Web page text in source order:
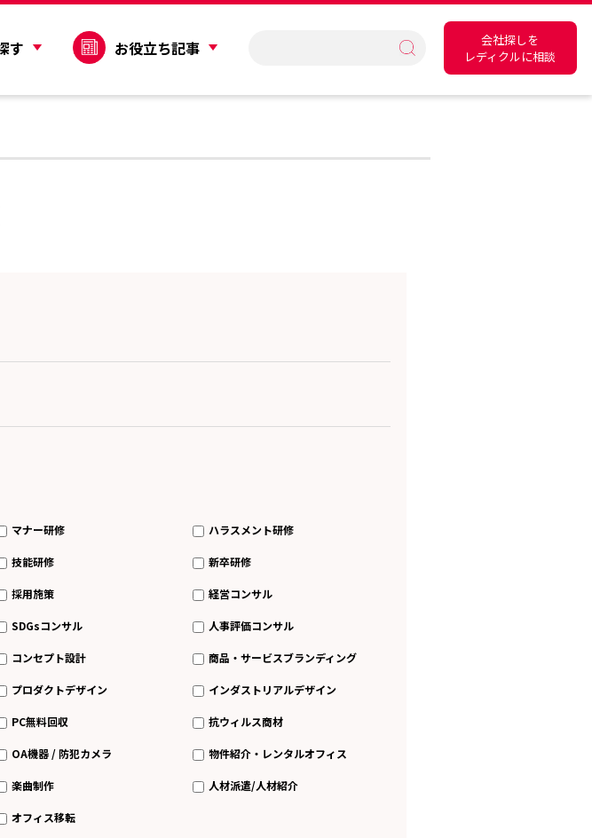
す お役立ち記事
会社探しを
レディクルに相談
マナー研修 ハラスメント研修
技能研修 新卒研修
採用施策 経営コンサル
SDGsコンサル 人事評価コンサル
コンセプト設計 商品・サービスブランディング
プロダクトデザイン インダストリアルデザイン
PC無料回収 抗ウィルス商材
OA機器 / 防犯カメラ 物件紹介・レンタルオフィス
楽曲制作 人材派遣/人材紹介
オフィス移転